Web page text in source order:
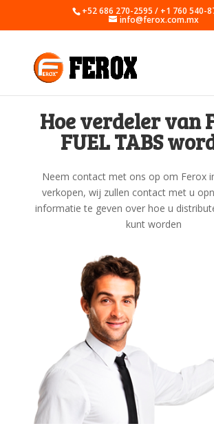
+52 686 270-2595 / +1 760 540-
info@ferox.com.mx
Hoe verdeler van
FUEL TABS
Neem contact met ons op om Ferox
verkopen, wij zullen contact met u
informatie te geven over hoe u
kunt worden